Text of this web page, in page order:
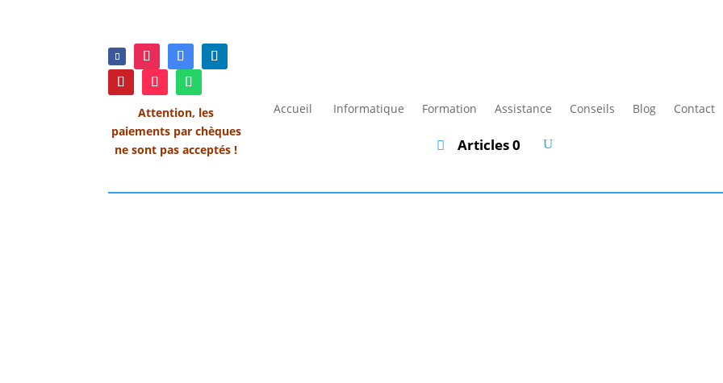
Attention, les
paiements par chèques
ne sont pas acceptés !
Accueil Informatique Formation Assistance Conseils Blog Contact
Articles 0